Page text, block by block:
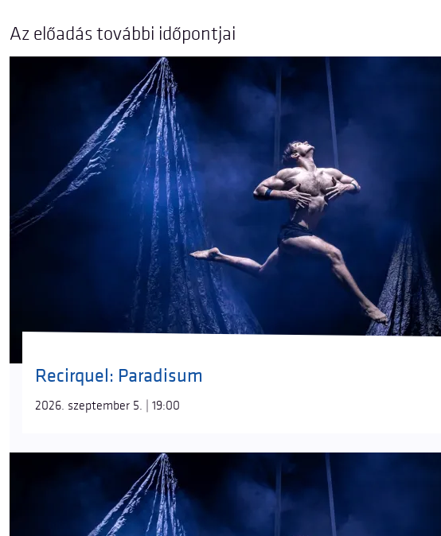
Az előadás további időpontjai
Recirquel: Paradisum
2026. szeptember 5. | 19:00